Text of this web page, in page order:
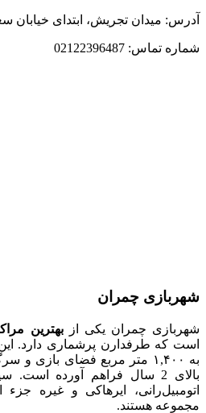
آدرس: میدان تجریش، ابتدای خیابان
شماره تماس: 02122396487
شهربازی چمران
شهربازی چمران یکی ازبهترین
است که طرفدارن پرشماری دارد.
به ۱,۴۰۰ متر مربع فضای بازی
اتومبیل‌رانی، ایرهاکی و غیره
مجموعه هستند.